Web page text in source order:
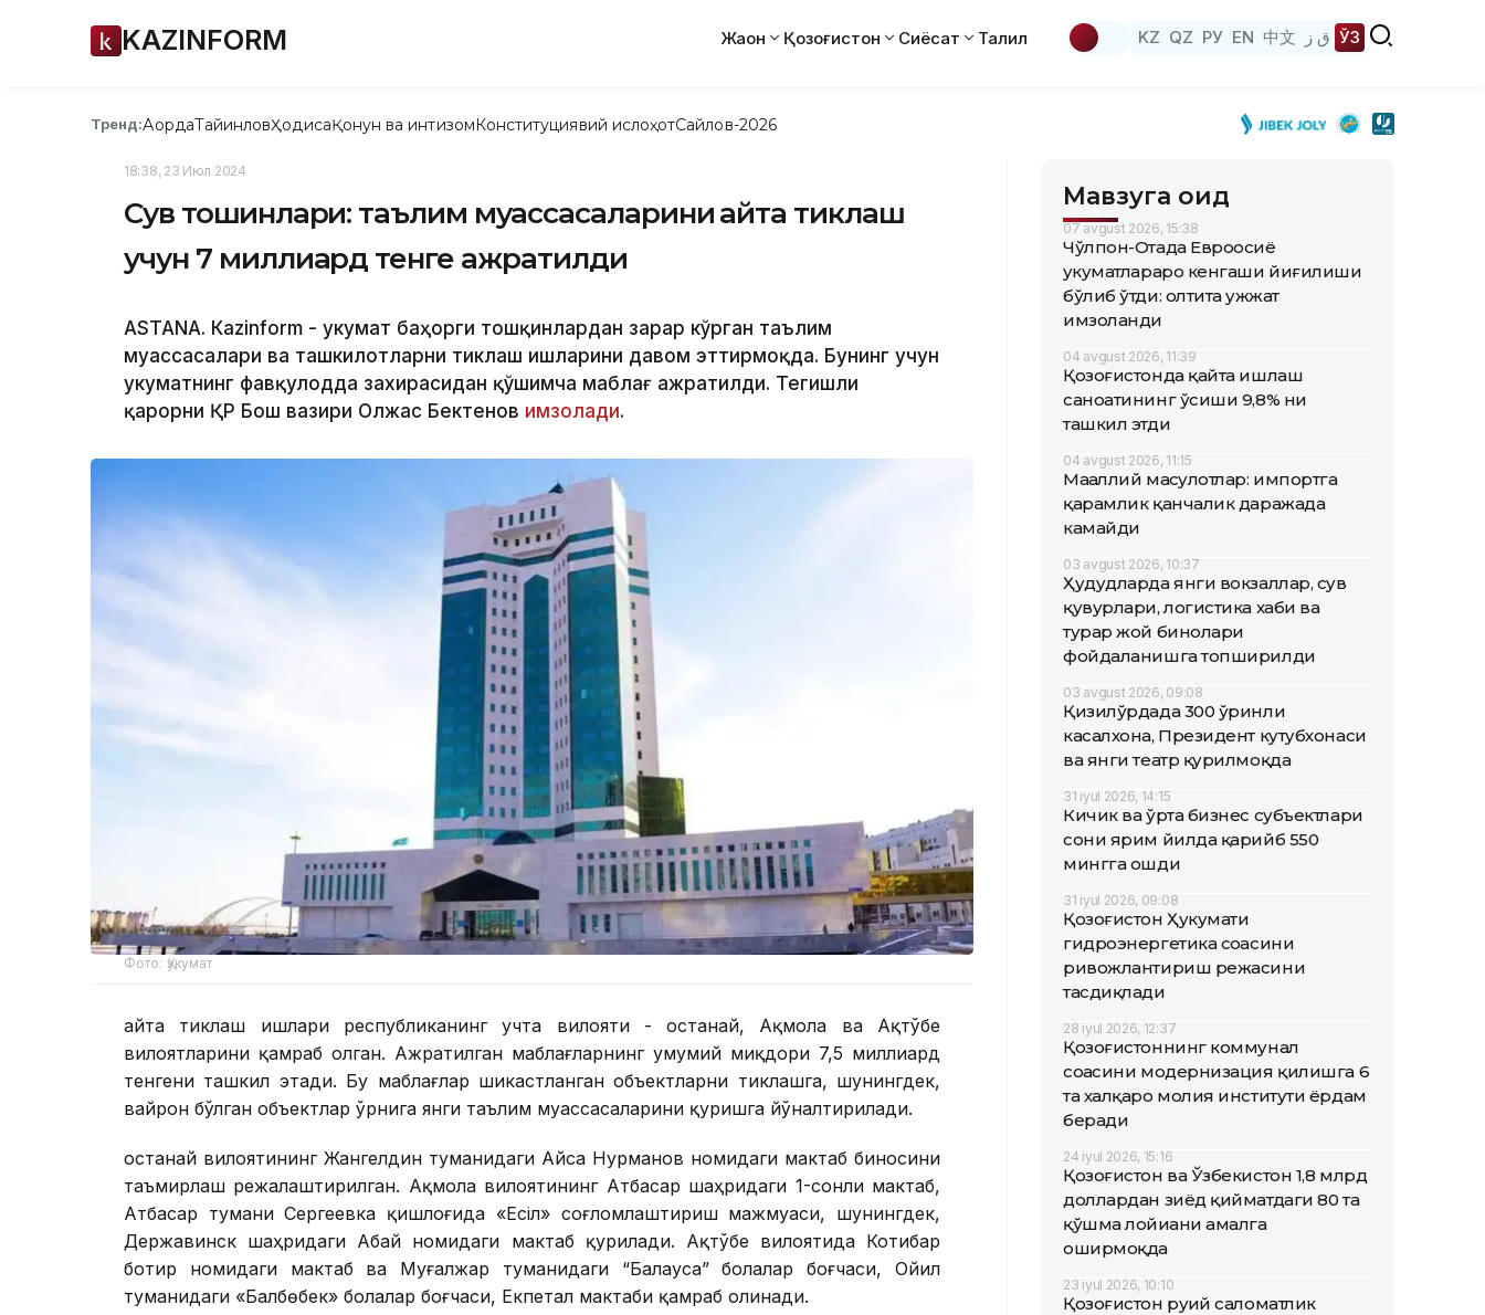
KAZINFORM Жаҳон Қозоғистон Сиёсат Таҳлил KZ QZ РУ EN 中文 ق ز ЎЗ
Тренд:АқордаТайинловҲодисаҚонун ва интизомКонституциявий ислоҳотСайлов-2026
18:38, 23 Июл 2024
Сув тошқинлари: таълим муассасаларини қайта тиклаш
учун 7 миллиард тенге ажратилди
ASTANА. Кazinform - Ҳукумат баҳорги тошқинлардан зарар кўрган таълим
муассасалари ва ташкилотларни тиклаш ишларини давом эттирмоқда. Бунинг учун
Ҳукуматнинг фавқулодда захирасидан қўшимча маблағ ажратилди. Тегишли
қарорни ҚР Бош вазири Олжас Бектенов имзолади.
Фото: Ҳукумат
Қайта тиклаш ишлари республиканинг учта вилояти - Қостанай, Ақмола ва Ақтўбе
вилоятларини қамраб олган. Ажратилган маблағларнинг умумий миқдори 7,5 миллиард
тенгени ташкил этади. Бу маблағлар шикастланган объектларни тиклашга, шунингдек,
вайрон бўлган объектлар ўрнига янги таълим муассасаларини қуришга йўналтирилади.
Қостанай вилоятининг Жангелдин туманидаги Айса Нурманов номидаги мактаб биносини
таъмирлаш режалаштирилган. Ақмола вилоятининг Атбасар шаҳридаги 1-сонли мактаб,
Атбасар тумани Сергеевка қишлоғида «Есіл» соғломлаштириш мажмуаси, шунингдек,
Державинск шаҳридаги Абай номидаги мактаб қурилади. Ақтўбе вилоятида Котибар
ботир номидаги мактаб ва Муғалжар туманидаги “Балауса” болалар боғчаси, Ойил
туманидаги «Балбөбек» болалар боғчаси, Екпетал мактаби қамраб олинади.
Мавзуга оид
07 avgust 2026, 15:38
Чўлпон-Отада Евроосиё
ҳукуматлараро кенгаши йиғилиши
бўлиб ўтди: олтита ҳужжат
имзоланди
04 avgust 2026, 11:39
Қозоғистонда қайта ишлаш
саноатининг ўсиши 9,8% ни
ташкил этди
04 avgust 2026, 11:15
Маҳаллий маҳсулотлар: импортга
қарамлик қанчалик даражада
камайди
03 avgust 2026, 10:37
Ҳудудларда янги вокзаллар, сув
қувурлари, логистика хаби ва
турар жой бинолари
фойдаланишга топширилди
03 avgust 2026, 09:08
Қизилўрдада 300 ўринли
касалхона, Президент кутубхонаси
ва янги театр қурилмоқда
31 iyul 2026, 14:15
Кичик ва ўрта бизнес субъектлари
сони ярим йилда қарийб 550
мингга ошди
31 iyul 2026, 09:08
Қозоғистон Ҳукумати
гидроэнергетика соҳасини
ривожлантириш режасини
тасдиқлади
28 iyul 2026, 12:37
Қозоғистоннинг коммунал
соҳасини модернизация қилишга 6
та халқаро молия институти ёрдам
беради
24 iyul 2026, 15:16
Қозоғистон ва Ўзбекистон 1,8 млрд
доллардан зиёд қийматдаги 80 та
қўшма лойиҳани амалга
оширмоқда
23 iyul 2026, 10:10
Қозоғистон руҳий саломатлик